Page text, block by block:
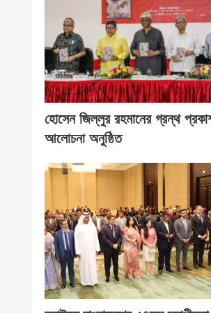
হোসেন জিল্লুর রহমানের গ্রন্থ
আলোচনা অনুষ্ঠিত